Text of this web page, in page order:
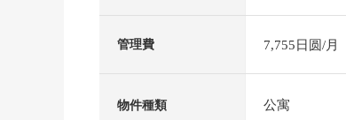
管理費 7,755日圆/月
物件種類 公寓